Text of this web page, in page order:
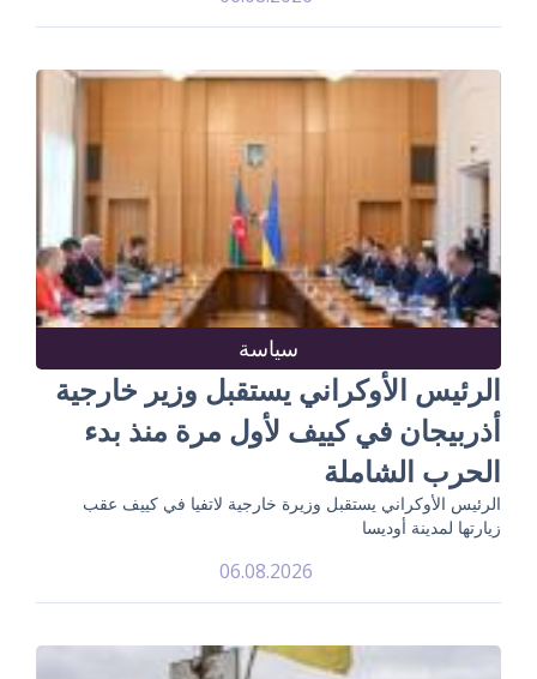
سياسة
الرئيس الأوكراني يستقبل وزير خارجية
أذربيجان في كييف لأول مرة منذ بدء
الحرب الشاملة
الرئيس الأوكراني يستقبل وزيرة خارجية لاتفيا في كييف عقب
زيارتها لمدينة أوديسا
06.08.2026